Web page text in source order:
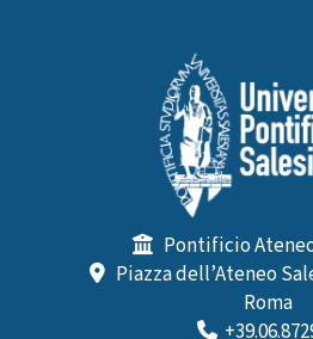
Pontificio
Piazza dell’Ateneo
Roma